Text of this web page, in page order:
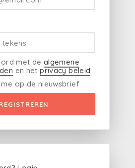
met de algemene
en hetprivacy beleid
op de nieuwsbrief